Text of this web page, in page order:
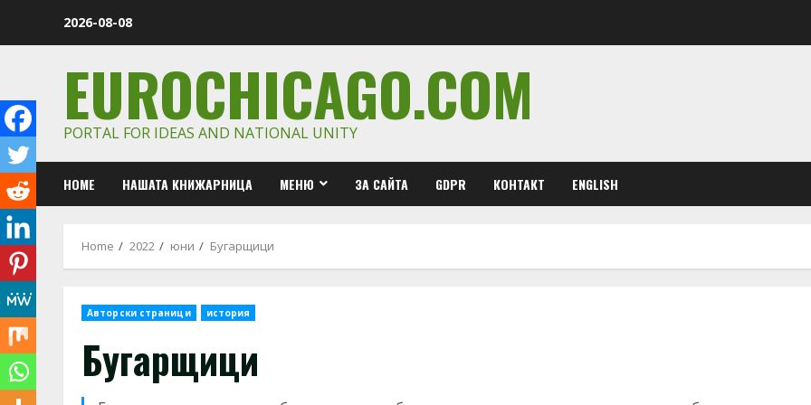
2026-08-08
EUROCHICAGO.COM
PORTAL FOR IDEAS AND NATIONAL UNITY
HOME НАШАТА КНИЖАРНИЦА МЕНЮ ЗА САЙТА GDPR КОНТАКТ ENGLISH
Home 2022 юни Бугарщици
Авторски страници история
Бугарщици